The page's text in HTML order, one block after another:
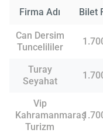
Firma Adı Bilet
Can Dersim
Tuncelililer
Turay
Seyahat
Vip
Kahramanmaraş
Turizm